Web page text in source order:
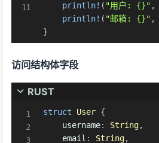
println! ( "用户: {}" ,
println! ( "邮箱: {}" ,
}
访问结构体字段
RUST
struct User {
    username
: String,
    email
: String,